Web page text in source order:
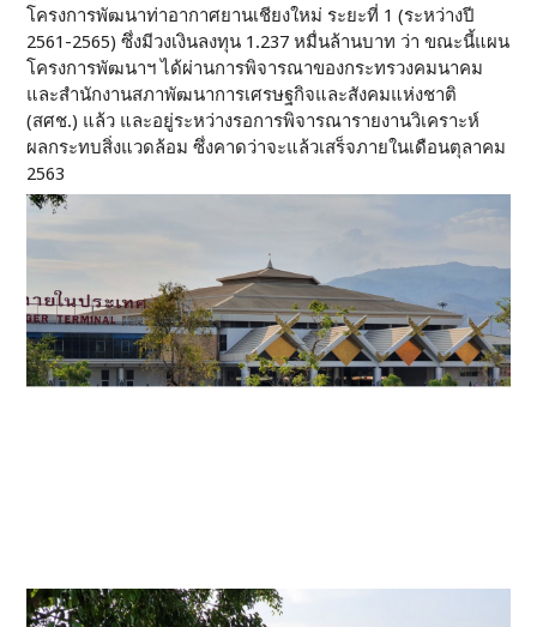
โครงการพัฒนาท่าอากาศยานเชียงใหม่ ระยะที่ 1 (ระหว่างปี
2561-2565) ซึ่งมีวงเงินลงทุน 1.237 หมื่นล้านบาท ว่า ขณะนี้แผน
โครงการพัฒนาฯ ได้ผ่านการพิจารณาของกระทรวงคมนาคม
และสำนักงานสภาพัฒนาการเศรษฐกิจและสังคมแห่งชาติ
(สศช.) แล้ว และอยู่ระหว่างรอการพิจารณารายงานวิเคราะห์
ผลกระทบสิ่งแวดล้อม ซึ่งคาดว่าจะแล้วเสร็จภายในเดือนตุลาคม
2563